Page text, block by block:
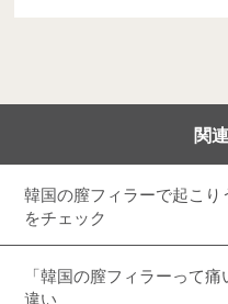
関
韓国の膣フィラーで起こ
をチェック
「韓国の膣フィラーって
違い